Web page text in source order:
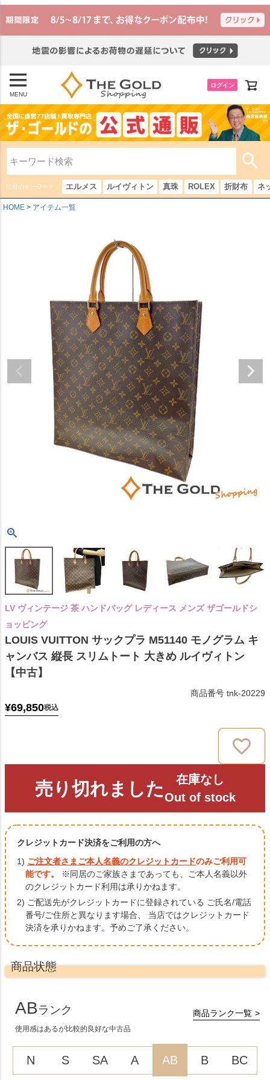
MENU
ログイン
注目のキーワード： エルメス ルイヴィトン 真珠 ROLEX 折財布 ネ
HOME アイテム一覧
LV ヴィンテージ 茶 ハンドバッグ レディース メンズ ザゴールドシ
ョッピング
LOUIS VUITTON サックプラ M51140 モノグラム キ
ャンバス 縦長 スリムトート 大きめ ルイヴィトン
【中古】
商品番号 tnk-20229
¥69,850税込
売り切れました
在庫なし
Out of stock
クレジットカード決済をご利用の方へ
1) ご注文者さまご本人名義のクレジットカードのみご利用可
能です。
※同居のご家族さまであっても、ご本人名義以外
のクレジットカード利用は承りかねます。
2) ご配送先がクレジットカードに登録されている ご氏名/電話
番号/ご住所と異なります場合、
当店ではクレジットカード
決済を承りかねます。予めご了承ください。
商品状態
ABランク
使用感はあるが比較的良好な中古品
商品ランク一覧
N S SA A AB B BC